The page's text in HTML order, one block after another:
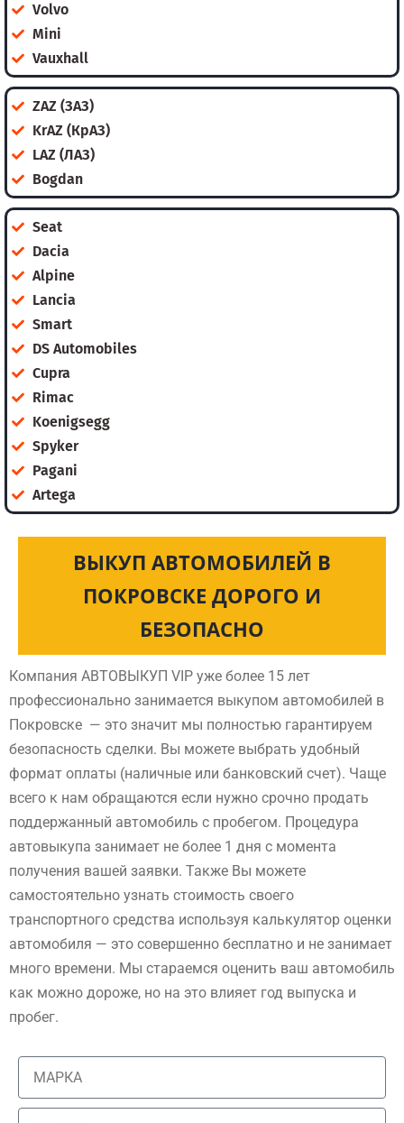
Volvo
Mini
Vauxhall
ZAZ (ЗАЗ)
KrAZ (КрАЗ)
LAZ (ЛАЗ)
Bogdan
Seat
Dacia
Alpine
Lancia
Smart
DS Automobiles
Cupra
Rimac
Koenigsegg
Spyker
Pagani
Artega
ВЫКУП АВТОМОБИЛЕЙ В
ПОКРОВСКЕ ДОРОГО И
БЕЗОПАСНО
Компания АВТОВЫКУП VIP уже более 15 лет
профессионально занимается выкупом автомобилей в
Покровске — это значит мы полностью гарантируем
безопасность сделки. Вы можете выбрать удобный
формат оплаты (наличные или банковский счет). Чаще
всего к нам обращаются если нужно срочно продать
поддержанный автомобиль с пробегом. Процедура
автовыкупа занимает не более 1 дня с момента
получения вашей заявки. Также Вы можете
самостоятельно узнать стоимость своего
транспортного средства используя калькулятор оценки
автомобиля — это совершенно бесплатно и не занимает
много времени. Мы стараемся оценить ваш автомобиль
как можно дороже, но на это влияет год выпуска и
пробег.